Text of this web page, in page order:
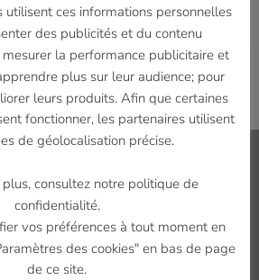
téléphone au 07.56.80.65.25 afin
problème, nous serons a même
une solution et un rendez
nous
Contactez-nous au
utilisent ces informations personnelles
des publicités et du contenu
la performance publicitaire et
plus sur leur audience; pour
leurs produits. Afin que certaines
fonctionner, les partenaires utilisent
de géolocalisation précise.
plus, consultez notre politique de
confidentialité.
vos préférences à tout moment en
des cookies" en bas de page
de ce site.